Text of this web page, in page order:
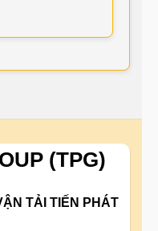
(TPG)
TẢI TIẾN PHÁT